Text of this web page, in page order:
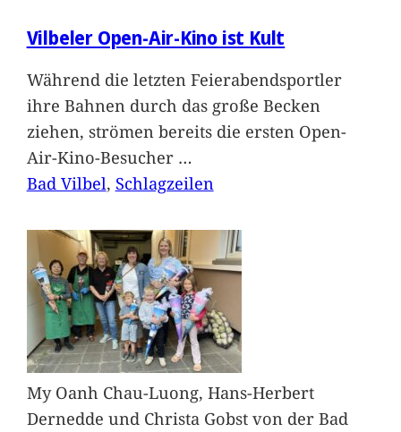
Vilbeler Open-Air-Kino ist Kult
Während die letzten Feierabendsportler
ihre Bahnen durch das große Becken
ziehen, strömen bereits die ersten Open-
Air-Kino-Besucher …
Bad Vilbel, Schlagzeilen
My Oanh Chau-Luong, Hans-Herbert
Dernedde und Christa Gobst von der Bad